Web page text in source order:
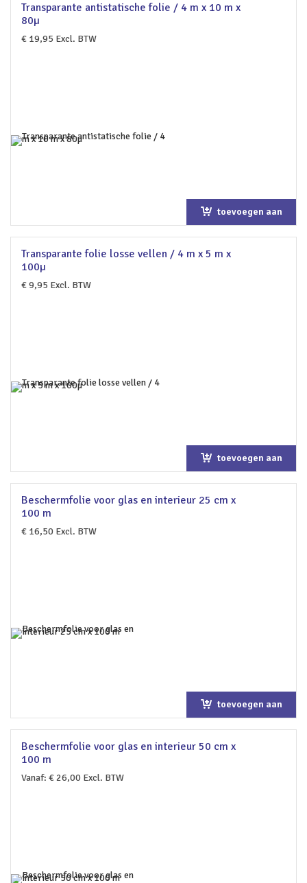
Transparante antistatische folie / 4 m x 10 m x
80µ
€ 19,95 Excl. BTW
toevoegen aan
winkelwagen
Transparante folie losse vellen / 4 m x 5 m x
100µ
€9,95 Excl. BTW
toevoegen aan
winkelwagen
Beschermfolie voor glas en interieur 25 cm x
100 m
€ 16,50 Excl. BTW
toevoegen aan
winkelwagen
Beschermfolie voor glas en interieur 50 cm x
100 m
Vanaf: €26,00 Excl. BTW